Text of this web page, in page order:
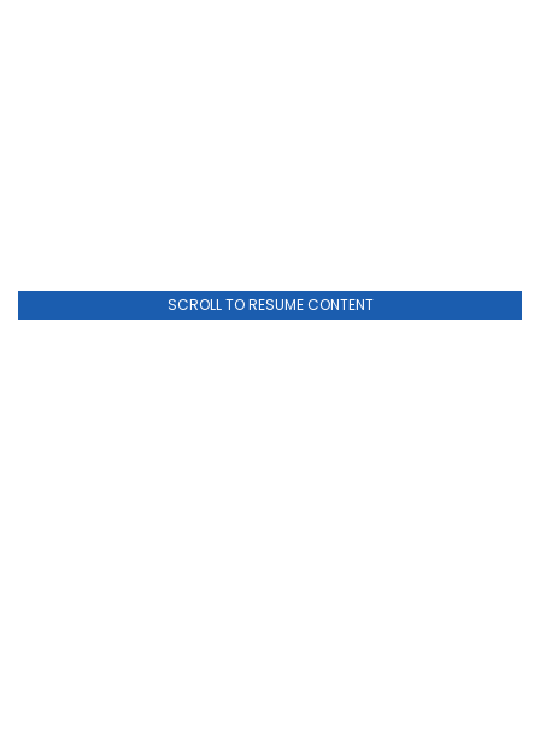
SCROLL TO RESUME CONTENT